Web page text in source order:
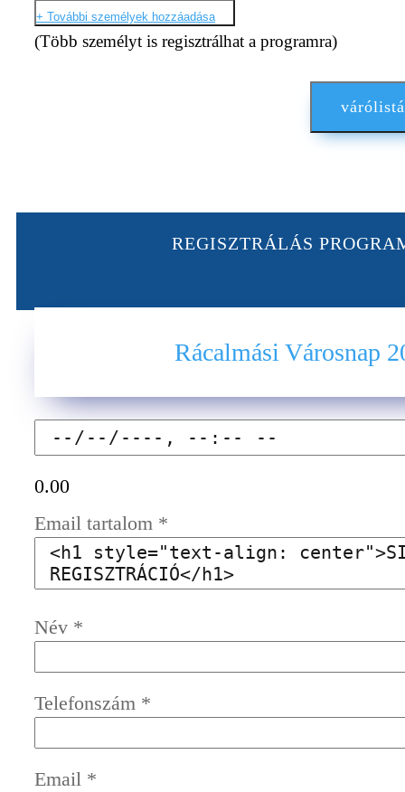
+ További személyek hozzáadása
(Több személyt is regisztrálhat a programra)
REGISZTRÁLÁS
Rácalmási Városnap
0.00
Email tartalom *
Név *
Telefonszám *
Email *